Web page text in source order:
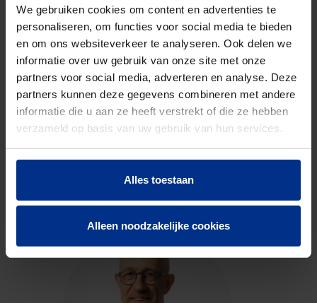
We gebruiken cookies om content en advertenties te
personaliseren, om functies voor social media te bieden
en om ons websiteverkeer te analyseren. Ook delen we
informatie over uw gebruik van onze site met onze
partners voor social media, adverteren en analyse. Deze
partners kunnen deze gegevens combineren met andere
informatie die u aan ze heeft verstrekt of die ze hebben
verzameld op basis van uw gebruik van hun services.
Alles toestaan
Alleen noodzakelijke cookies
DOWNLOADS
CONTACTEER ONS
Neem contact op met onze experts voor meer
informatie.